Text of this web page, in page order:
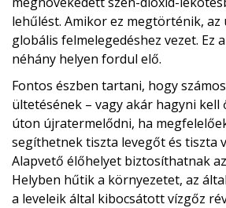
lehűlést. Amikor ez megtörténik, az
globális felmelegedéshez vezet. Ez
néhány helyen fordul elő.
Fontos észben tartani, hogy
ültetésének – vagy akár hagyni kell
úton újratermelődni, ha
segíthetnek tiszta levegőt és tiszta
Alapvető élőhelyet biztosíthatnak
Helyben hűtik a környezetet, az
a leveleik által kibocsátott vízgőz